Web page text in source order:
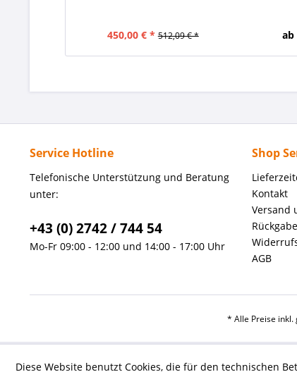
450,00 € * 512,09 € * ab
Service Hotline
Telefonische Unterstützung und Beratung
unter:
+43 (0) 2742 / 744 54
Mo-Fr 09:00 - 12:00 und 14:00 - 17:00 Uhr
Shop
Kontakt
Versand
Rückgabe
AGB
* Alle Preise
Diese Website benutzt Cookies, die für den technischen